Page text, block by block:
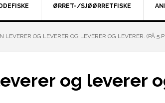
ØRRET-/SJØØRRETFISKE
LEVERER OG LEVERER OG LEVERER OG LEVERER. (PÅ
og leverer